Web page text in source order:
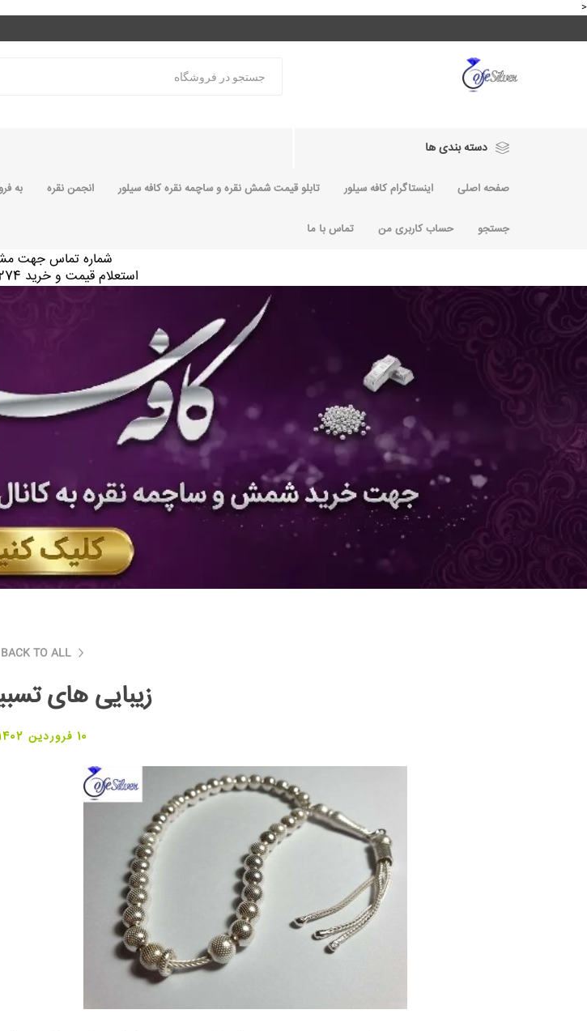
<
دسته بندی ها
صفحه اصلی اینستاگرام کافه سیلور تابلو قیمت شمش نقره و ساچمه نقره کافه سیلور انجمن نقره به
جستجو حساب کاربری من تماس با ما
شماره تماس جهت
استعلام قیمت و خرید 09120149274
BACK TO ALL
زیبایی های
10 فروردین 1402